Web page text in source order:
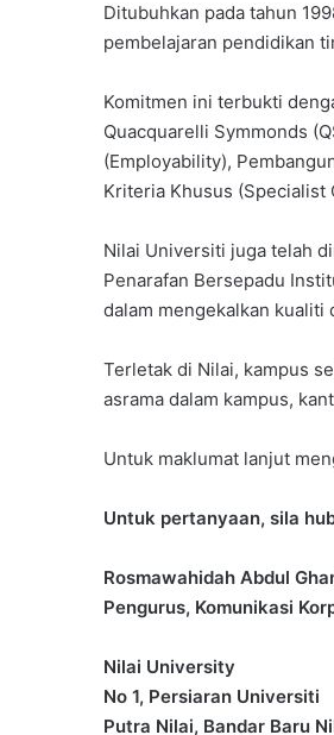
Ditubuhkan pada tahun
pembelajaran pendidikan
Komitmen ini terbukti
Quacquarelli Symmonds
(Employability),
Kriteria Khusus (Specialist
Nilai Universiti juga telah
Penarafan Bersepadu
dalam mengekalkan
Terletak di Nilai, kampus
asrama dalam kampus,
Untuk maklumat lanjut
Untuk pertanyaan, sila
Rosmawahidah Abdul
Pengurus, Komunikasi
Nilai University
No 1, Persiaran Universiti
Putra Nilai, Bandar Baru